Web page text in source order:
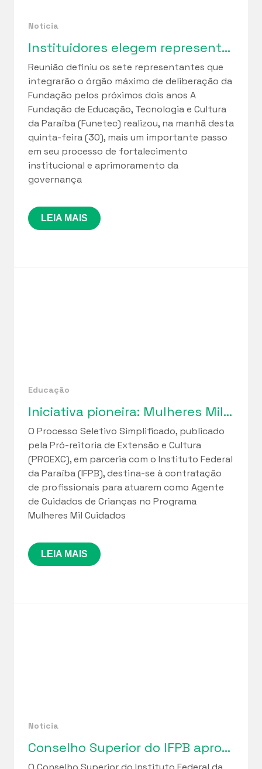
Notícia
Instituidores elegem representantes para o Conselho Curador da Funetec em marco de fortalecimento da governança institucional
Reunião definiu os sete representantes que
integrarão o órgão máximo de deliberação da
Fundação pelos próximos dois anos A
Fundação de Educação, Tecnologia e Cultura
da Paraíba (Funetec) realizou, na manhã desta
quinta-feira (30), mais um importante passo
em seu processo de fortalecimento
institucional e aprimoramento da
governança
LEIA MAIS
Educação
Iniciativa pioneira: Mulheres Mil Cuidados lança seleção de profissionais para implantação de Cuidotecas na Paraíba
O Processo Seletivo Simplificado, publicado
pela Pró-reitoria de Extensão e Cultura
(PROEXC), em parceria com o Instituto Federal
da Paraíba (IFPB), destina-se à contratação
de profissionais para atuarem como Agente
de Cuidados de Crianças no Programa
Mulheres Mil Cuidados
LEIA MAIS
Notícia
Conselho Superior do IFPB aprova relatórios de gestão da Funetec e ciclo de regularização fiscal iniciado em 2023